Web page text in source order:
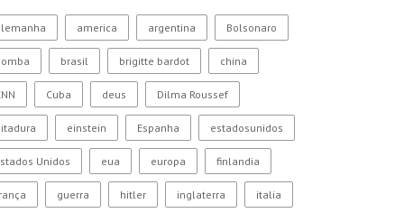
america argentina Bolsonaro
brasil brigitte bardot china
Cuba deus Dilma Roussef
einstein Espanha estadosunidos
Unidos eua europa finlandia
guerra hitler inglaterra italia